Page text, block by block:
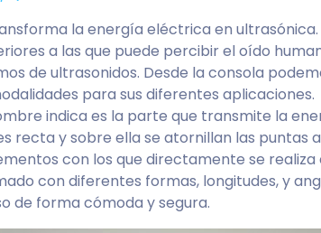
la energía eléctrica en
a las que puede percibir el oído
de ultrasonidos. Desde la consola
para sus diferentes aplicaciones.
indica es la parte que transmite la
recta y sobre ella se atornillan las puntas
con los que directamente se
con diferentes formas, longitudes, y
de forma cómoda y segura.